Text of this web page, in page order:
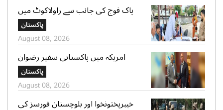
پاک فوج کی جانب سے راولاکوٹ میں
شہریوں کیلئے مفت میڈیکل کیمپس کا
انعقاد
پاکستان
August 08, 2026
امریکہ میں پاکستانی سفیر رضوان
سعیدشیخ کی مریکی سویا بین ایکسپورٹ
کونسل کے چیف ایگزیکٹو جم سٹر سے
ملاقات
پاکستان
August 08, 2026
خیبرپختونخوا اور بلوچستان فورسز کی